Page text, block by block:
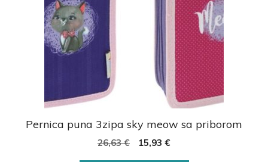
Pernica puna 3zipa sky meow sa priborom
26,63€ 15,93 €